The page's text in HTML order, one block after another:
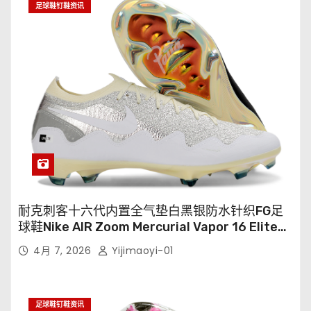
足球鞋钉鞋资讯
耐克刺客十六代内置全气垫白黑银防水针织FG足
球鞋Nike AIR Zoom Mercurial Vapor 16 Elite
XXV FG35-45
4月 7, 2026 Yijimaoyi-01
足球鞋钉鞋资讯